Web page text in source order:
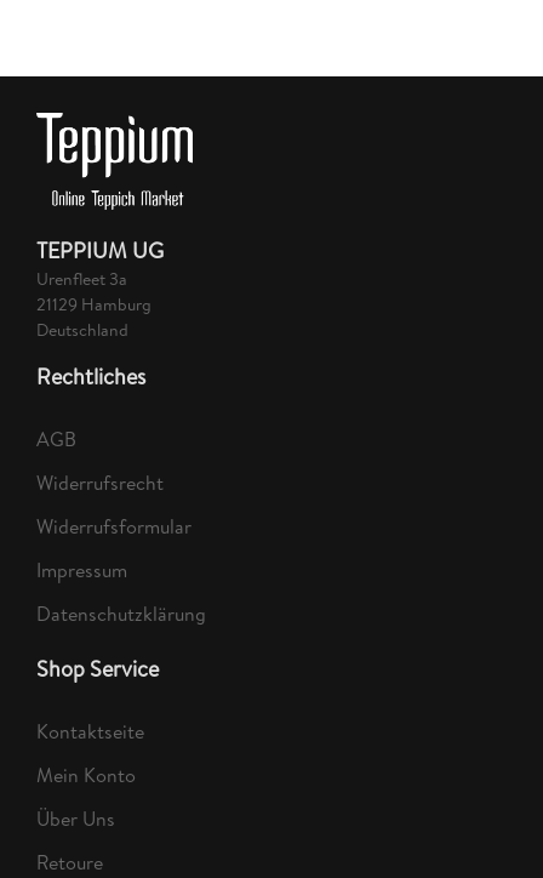
TEPPIUM UG
Urenfleet 3a
21129 Hamburg
Deutschland
Rechtliches
AGB
Widerrufsrecht
Widerrufsformular
Impressum
Datenschutzklärung
Shop Service
Kontaktseite
Mein Konto
Über Uns
Retoure